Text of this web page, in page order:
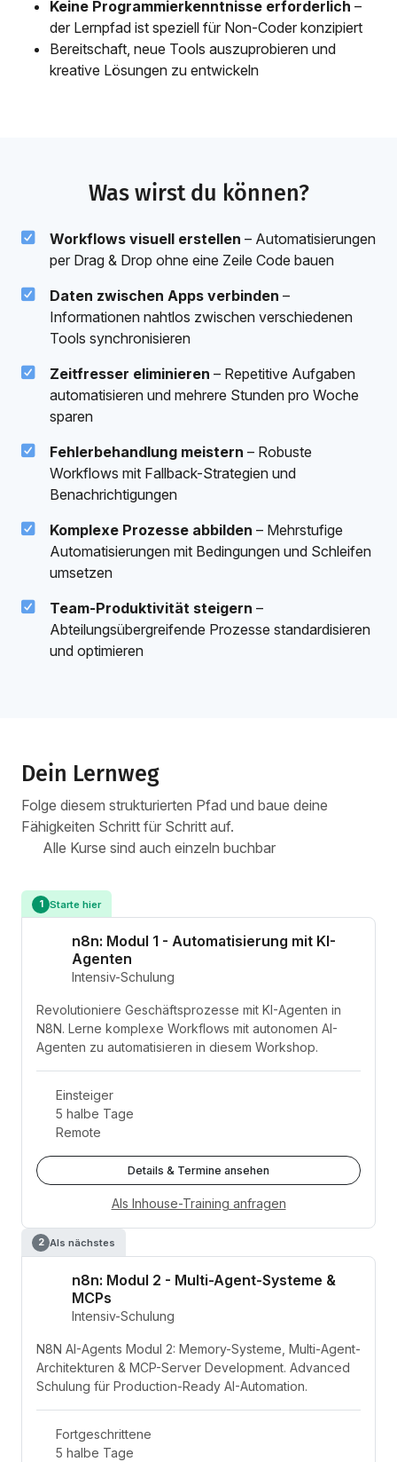
Keine Programmierkenntnisse erforderlich –
der Lernpfad ist speziell für Non-Coder konzipiert
Bereitschaft, neue Tools auszuprobieren und
kreative Lösungen zu entwickeln
Was wirst du können?
Workflows visuell erstellen – Automatisierungen
per Drag & Drop ohne eine Zeile Code bauen
Daten zwischen Apps verbinden –
Informationen nahtlos zwischen verschiedenen
Tools synchronisieren
Zeitfresser eliminieren – Repetitive Aufgaben
automatisieren und mehrere Stunden pro Woche
sparen
Fehlerbehandlung meistern – Robuste
Workflows mit Fallback-Strategien und
Benachrichtigungen
Komplexe Prozesse abbilden – Mehrstufige
Automatisierungen mit Bedingungen und Schleifen
umsetzen
Team-Produktivität steigern –
Abteilungsübergreifende Prozesse standardisieren
und optimieren
Dein Lernweg
Folge diesem strukturierten Pfad und baue deine
Fähigkeiten Schritt für Schritt auf.
Alle Kurse sind auch einzeln buchbar
1 Starte hier
n8n: Modul 1 - Automatisierung mit KI-
Agenten
Intensiv-Schulung
Revolutioniere Geschäftsprozesse mit KI-Agenten in
N8N. Lerne komplexe Workflows mit autonomen AI-
Agenten zu automatisieren in diesem Workshop.
Einsteiger
5 halbe Tage
Remote
Details & Termine ansehen
Als Inhouse-Training anfragen
2 Als nächstes
n8n: Modul 2 - Multi-Agent-Systeme &
MCPs
Intensiv-Schulung
N8N AI-Agents Modul 2: Memory-Systeme, Multi-Agent-
Architekturen & MCP-Server Development. Advanced
Schulung für Production-Ready AI-Automation.
Fortgeschrittene
5 halbe Tage